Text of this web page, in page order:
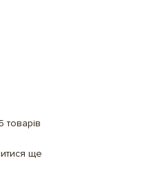
товарів
ще